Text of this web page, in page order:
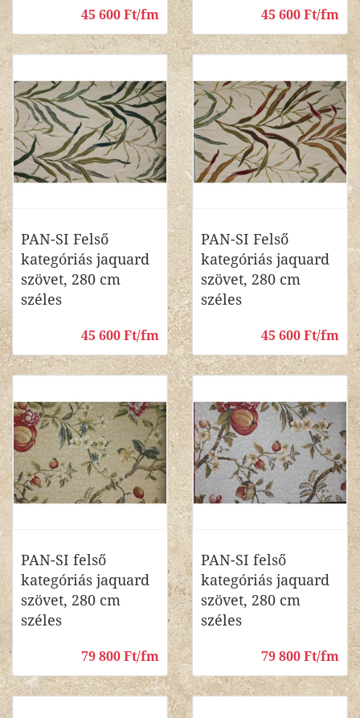
45 600 Ft/fm 45 600 Ft/fm
PAN-SI Felső
kategóriás jaquard
szövet, 280 cm
széles
45 600 Ft/fm
PAN-SI Felső
kategóriás jaquard
szövet, 280 cm
széles
45 600 Ft/fm
PAN-SI felső
kategóriás jaquard
szövet, 280 cm
széles
79 800 Ft/fm
PAN-SI felső
kategóriás jaquard
szövet, 280 cm
széles
79 800 Ft/fm